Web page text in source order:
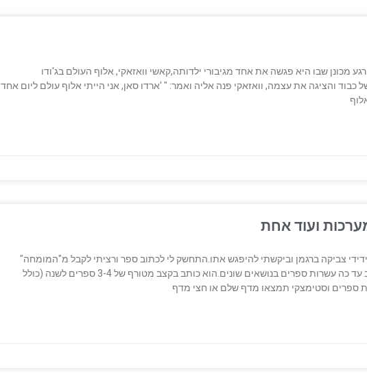
מכונן שבו היא פגשה את אחד מגיבורי ילדותה,קאשי וואזאקי, אלוף העולם בג'ודו
והציגה את עצמה, וואזאקי פנה אליה ואמר: " 'ארדו סאן, אני הייתי אלוף עולם ליום אחד
ועוד אחת
צביקה ברגמן וביקשתי להיפגש אתו.התחשק לי לכתוב ספר ורציתי לקבל מ"המומחה"
עצות, טיפים, הכוונות וכלים.צביקה כתב עד כה עשרות ספרים בנושאים שונים.הוא כותב בקצב מטורף של 3-4 ספרים לשנה (כולל
ספרים וסטימצקי תמצאו מדף שלם או חצי מדף